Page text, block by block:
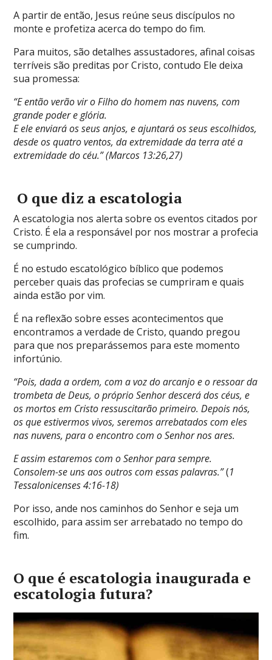
A partir de então, Jesus reúne seus discípulos no
monte e profetiza acerca do tempo do fim.
Para muitos, são detalhes assustadores, afinal coisas
terríveis são preditas por Cristo, contudo Ele deixa
sua promessa:
“E então verão vir o Filho do homem nas nuvens, com
grande poder e glória.
E ele enviará os seus anjos, e ajuntará os seus escolhidos,
desde os quatro ventos, da extremidade da terra até a
extremidade do céu.” (Marcos 13:26,27)
O que diz a escatologia
A escatologia nos alerta sobre os eventos citados por
Cristo. É ela a responsável por nos mostrar a profecia
se cumprindo.
É no estudo escatológico bíblico que podemos
perceber quais das profecias se cumpriram e quais
ainda estão por vim.
É na reflexão sobre esses acontecimentos que
encontramos a verdade de Cristo, quando pregou
para que nos preparássemos para este momento
infortúnio.
“Pois, dada a ordem, com a voz do arcanjo e o ressoar da
trombeta de Deus, o próprio Senhor descerá dos céus, e
os mortos em Cristo ressuscitarão primeiro. Depois nós,
os que estivermos vivos, seremos arrebatados com eles
nas nuvens, para o encontro com o Senhor nos ares.
E assim estaremos com o Senhor para sempre.
Consolem-se uns aos outros com essas palavras.”(1
Tessalonicenses 4:16-18)
Por isso, ande nos caminhos do Senhor e seja um
escolhido, para assim ser arrebatado no tempo do
fim.
O que é escatologia inaugurada e
escatologia futura?